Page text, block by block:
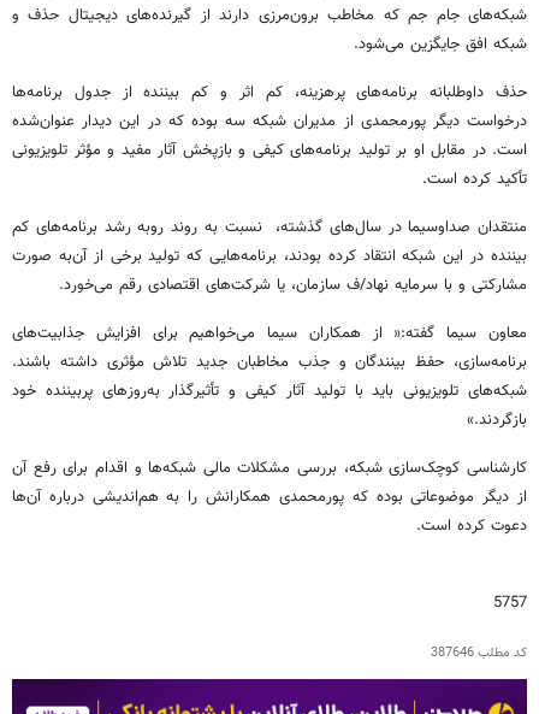
شبکه‌های جام جم که مخاطب برون‌مرزی دارند از گیرنده‌های دیجیتال حذف و
شبکه افق جایگزین می‌شود.
حذف داوطلبانه برنامه‌های پرهزینه، کم اثر و کم بیننده از جدول برنامه‌ها
درخواست دیگر پورمحمدی از مدیران شبکه‌ سه بوده که در این دیدار عنوان‌شده
است. در مقابل او بر تولید برنامه‌های کیفی و بازپخش آثار مفید و مؤثر تلویزیونی
تأکید کرده است.
منتقدان صداوسیما در سال‌های گذشته، نسبت به روند روبه رشد برنامه‌های کم
بیننده در این شبکه انتقاد کرده بودند، برنامه‌هایی که تولید برخی از آن‌به صورت
مشارکتی و با سرمایه نهاد/ف سازمان، یا شرکت‌های اقتصادی رقم می‌خورد.
معاون سیما گفته:« از همکاران سیما می‌خواهیم برای افزایش جذابیت‌های
برنامه‌سازی، حفظ بینندگان و جذب مخاطبان جدید تلاش مؤثری داشته باشند.
شبکه‌های تلویزیونی باید با تولید آثار کیفی و تأثیرگذار به‌روزهای پربیننده خود
بازگردند.»
کارشناسی کوچک‌سازی شبکه، بررسی مشکلات مالی شبکه‌ها و اقدام برای رفع آن
از دیگر موضوعاتی بوده که پورمحمدی همکارانش را به هم‌اندیشی درباره آن‌ها
دعوت کرده است.
5757
کد مطلب387646